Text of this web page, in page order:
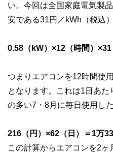
い。今回は全国家庭電気製
安である31円／kWh（税込
0.58（kW）×12（時間）
つまりエアコンを12時間使
となります。これは1日あ
の多い7・8月に毎日使用し
216（円）×62（日）＝1万
この計算からエアコンを2